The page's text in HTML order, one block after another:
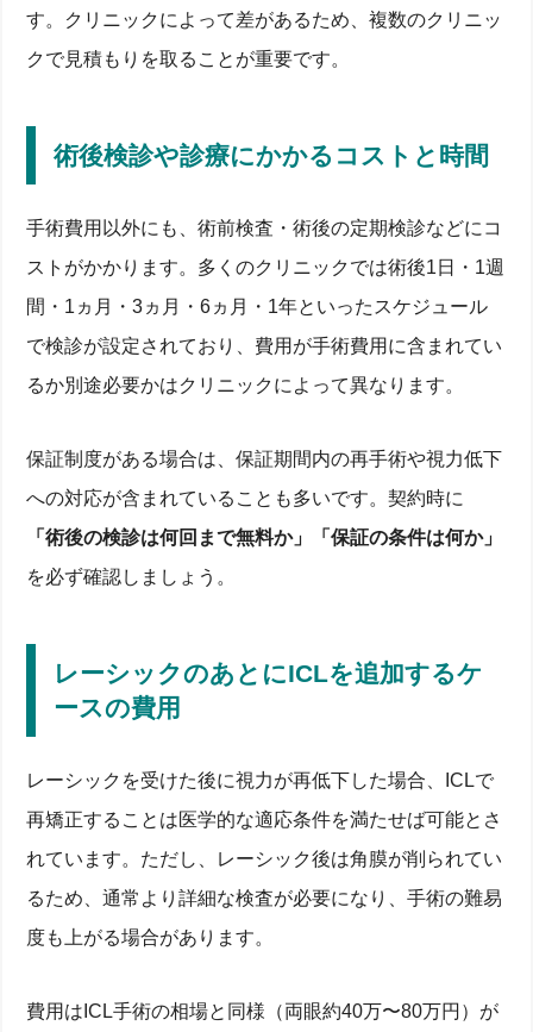
す。クリニックによって差があるため、複数のクリニッ
クで見積もりを取ることが重要です。
術後検診や診療にかかるコストと時間
手術費用以外にも、術前検査・術後の定期検診などにコ
ストがかかります。多くのクリニックでは術後1日・1週
間・1ヵ月・3ヵ月・6ヵ月・1年といったスケジュール
で検診が設定されており、費用が手術費用に含まれてい
るか別途必要かはクリニックによって異なります。
保証制度がある場合は、保証期間内の再手術や視力低下
への対応が含まれていることも多いです。契約時に
「術後の検診は何回まで無料か」「保証の条件は何か」
を必ず確認しましょう。
レーシックのあとにICLを追加するケ
ースの費用
レーシックを受けた後に視力が再低下した場合、ICLで
再矯正することは医学的な適応条件を満たせば可能とさ
れています。ただし、レーシック後は角膜が削られてい
るため、通常より詳細な検査が必要になり、手術の難易
度も上がる場合があります。
費用はICL手術の相場と同様（両眼約40万〜80万円）が